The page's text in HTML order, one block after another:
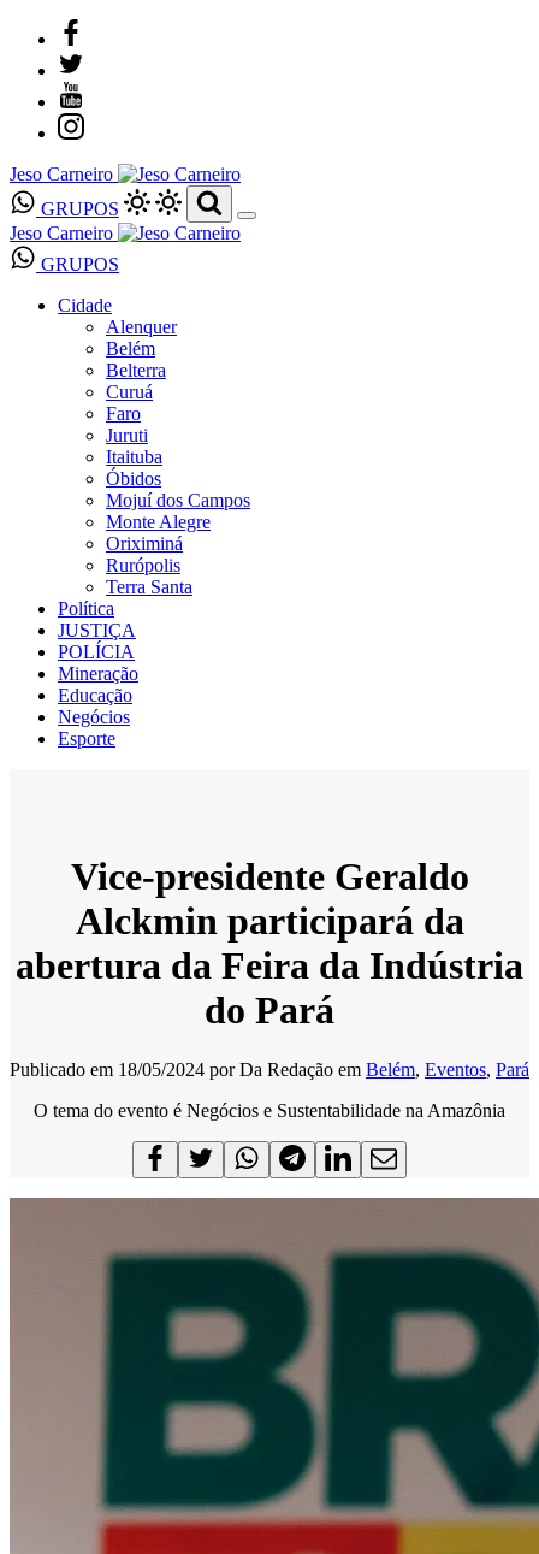
Jeso Carneiro
GRUPOS
Jeso Carneiro
GRUPOS
Cidade
Alenquer
Belém
Belterra
Curuá
Faro
Juruti
Itaituba
Óbidos
Mojuí dos Campos
Monte Alegre
Oriximiná
Rurópolis
Terra Santa
Política
JUSTIÇA
POLÍCIA
Mineração
Educação
Negócios
Esporte
Vice-presidente Geraldo
Alckmin participará da
abertura da Feira da Indústria
do Pará
Publicado em 18/05/2024 porDa Redação em Belém, Eventos, Pará
O tema do evento é Negócios e Sustentabilidade na Amazônia